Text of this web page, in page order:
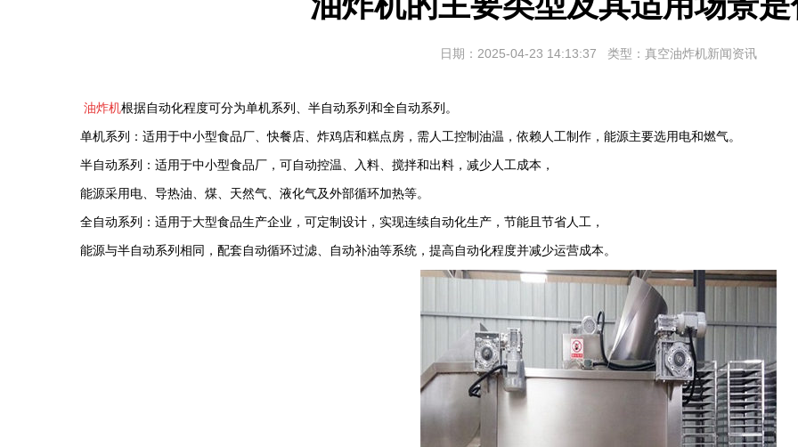
日期：2025-04-23 14:13:37 类型：真空油炸机新闻资讯
油炸机根据自动化程度可分为单机系列、半自动系列和全自动系列。
单机系列：适用于中小型食品厂、快餐店、炸鸡店和糕点房，需人工控制油温，依赖人工制作，能源主要选用电和燃气。
半自动系列：适用于中小型食品厂，可自动控温、入料、搅拌和出料，减少人工成本，
能源采用电、导热油、煤、天然气、液化气及外部循环加热等。
全自动系列：适用于大型食品生产企业，可定制设计，实现连续自动化生产，节能且节省人工，
能源与半自动系列相同，配套自动循环过滤、自动补油等系统，提高自动化程度并减少运营成本。